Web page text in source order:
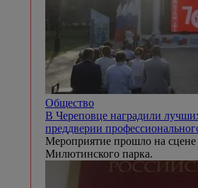
Общество
В Череповце наградили
преддверии
Мероприятие прошло на сцене
Милютинского парка.